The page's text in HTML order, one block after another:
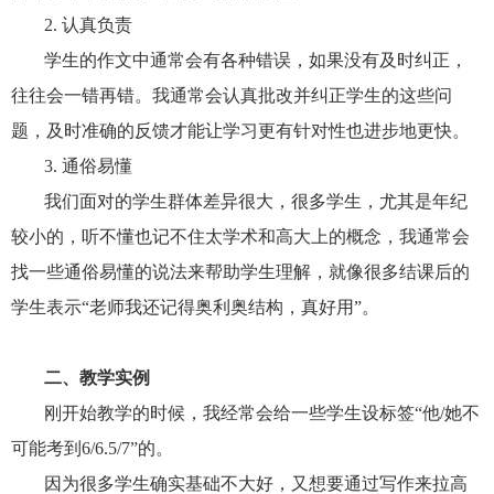
2. 认真负责
学生的作文中通常会有各种错误，如果没有及时纠正，
往往会一错再错。我通常会认真批改并纠正学生的这些问
题，及时准确的反馈才能让学习更有针对性也进步地更快。
3. 通俗易懂
我们面对的学生群体差异很大，很多学生，尤其是年纪
较小的，听不懂也记不住太学术和高大上的概念，我通常会
找一些通俗易懂的说法来帮助学生理解，就像很多结课后的
学生表示“老师我还记得奥利奥结构，真好用”。
二、教学实例
刚开始教学的时候，我经常会给一些学生设标签“他/她不
可能考到6/6.5/7”的。
因为很多学生确实基础不大好，又想要通过写作来拉高